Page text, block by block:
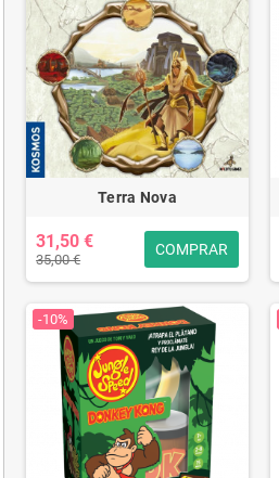
Terra Nova
31,50 €
35,00 €
COMPRAR
-10%